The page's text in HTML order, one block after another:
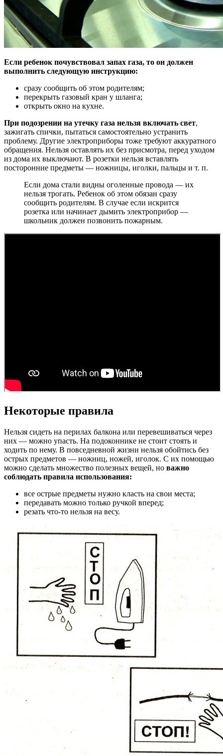
Если ребенок почувствовал запах газа, то он должен
выполнить следующую инструкцию:
сразу сообщить об этом родителям;
перекрыть газовый кран у шланга;
открыть окно на кухне.
При подозрении на утечку газа нельзя включать свет,
зажигать спички, пытаться самостоятельно устранить
проблему. Другие электроприборы тоже требуют аккуратного
обращения. Нельзя оставлять их без присмотра, перед уходом
из дома их выключают. В розетки нельзя вставлять
посторонние предметы — ножницы, иголки, пальцы и т. п.
Если дома стали видны оголенные провода — их
нельзя трогать. Ребенок об этом обязан сразу
сообщить родителям. В случае если искрится
розетка или начинает дымить электроприбор —
школьник должен позвонить пожарным.
Некоторые правила
Нельзя сидеть на перилах балкона или перевешиваться через
них — можно упасть. На подоконнике не стоит стоять и
ходить по нему. В повседневной жизни нельзя обойтись без
острых предметов — ножниц, ножей, иголок. С их помощью
можно сделать множество полезных вещей, но важно
соблюдать правила использования:
все острые предметы нужно класть на свои места;
передавать можно только ручкой вперед;
резать что-то нельзя на весу.